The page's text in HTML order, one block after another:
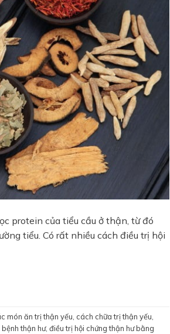
protein của tiểu cầu ở thận, từ đó
tiểu. Có rất nhiều cách điều trị hội
món ăn trị thận yếu cách chữa trị thận yếu
thận hư, điều trị hội chứng thận hư bằng